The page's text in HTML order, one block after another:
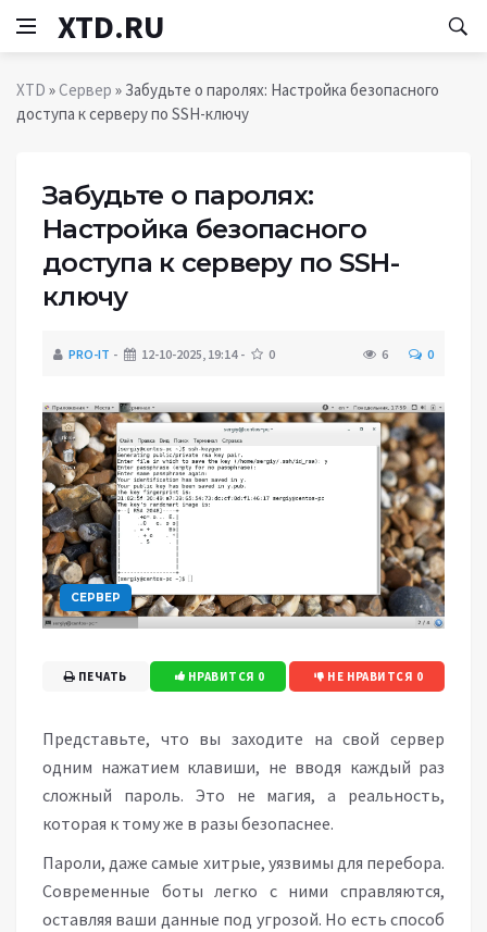
XTD.RU
XTD »Сервер » Забудьте о паролях: Настройка безопасного
доступа к серверу по SSH-ключу
Забудьте о паролях:
Настройка безопасного
доступа к серверу по SSH-
ключу
PRO-IT 12-10-2025, 19:14 0 6 0
СЕРВЕР
НРАВИТСЯ 0 НЕ НРАВИТСЯ 0
ПЕЧАТЬ
Представьте, что вы заходите на свой сервер
одним нажатием клавиши, не вводя каждый раз
сложный пароль. Это не магия, а реальность,
которая к тому же в разы безопаснее.
Пароли, даже самые хитрые, уязвимы для перебора.
Современные боты легко с ними справляются,
оставляя ваши данные под угрозой. Но есть способ